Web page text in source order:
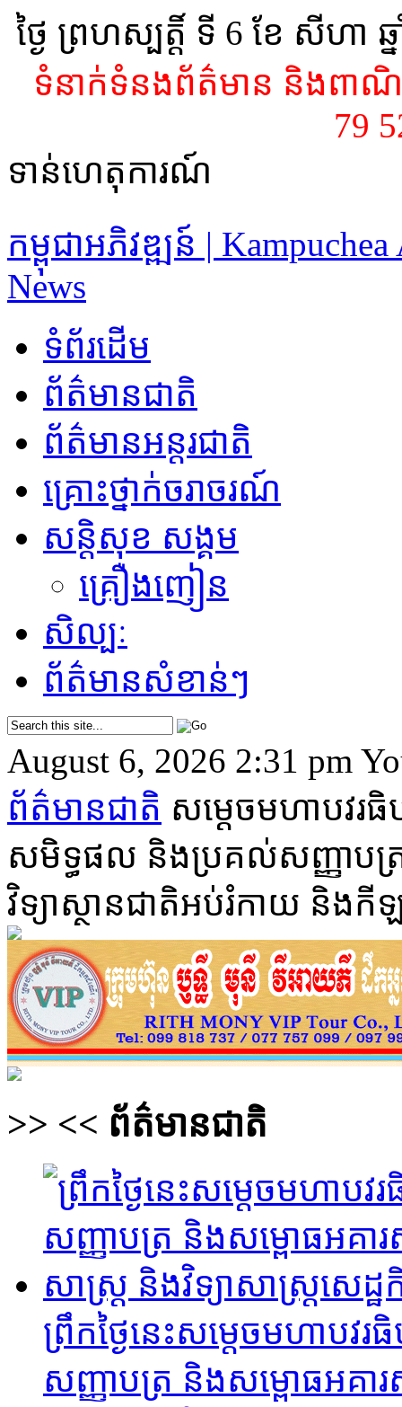
ថ្ងៃ ព្រហស្បត្ដិ៍ ទី 6​ ខែ សីហា ឆ្
ទំនាក់ទំនងព័ត៌មាន និងពាណិជ្
79
ទាន់ហេតុការណ៍
កម្ពុជាអភិវឌ្ឍន៍ |
News
ទំព័រដើម
ព័ត៌មានជាតិ
ព័ត៌មានអន្តរជាតិ
គ្រោះថ្នាក់​ចរាចរណ៍
សន្តិសុខ សង្គម
គ្រឿងញៀន
សិល្បៈ
ព័ត៌មាន​សំខាន់ៗ
August 6, 2026 2:31 pm
ព័ត៌មានជាតិ សម្ដេចមហាបវ
សមិទ្ធផល និងប្រគល់សញ្ញាប
វិទ្យាស្ថានជាតិអប់រំកាយ និងកី
>> << ព័ត៌មានជាតិ
ព្រឹកថ្ងៃនេះសម្តេចមហាប
សញ្ញាបត្រ និងសម្ពោធអគា